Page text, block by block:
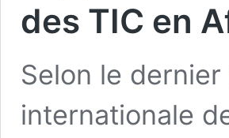
des TIC en
Selon le
internationale